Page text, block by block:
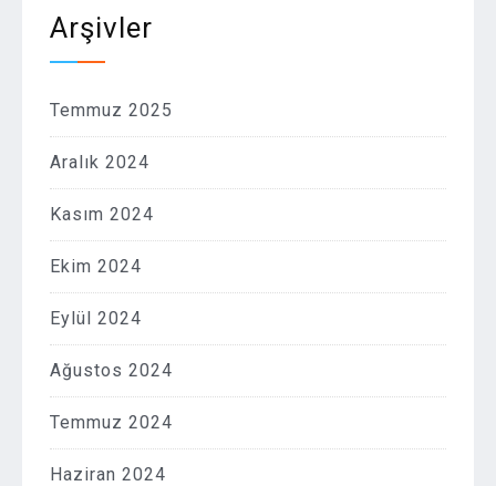
Arşivler
Temmuz 2025
Aralık 2024
Kasım 2024
Ekim 2024
Eylül 2024
Ağustos 2024
Temmuz 2024
Haziran 2024